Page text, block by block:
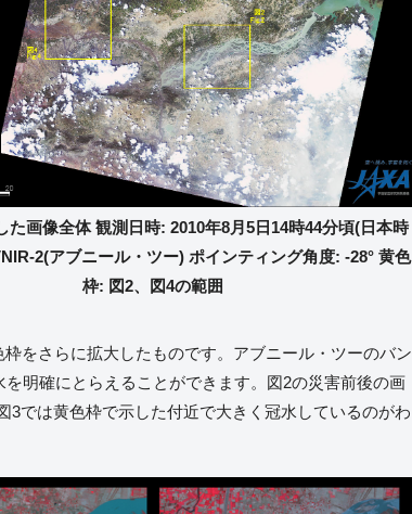
た画像全体 観測日時: 2010年8月5日14時44分頃(日本時
2(アブニール・ツー) ポインティング角度: -28° 黄色
枠: 図2、図4の範囲
をさらに拡大したものです。アブニール・ツーのバン
明確にとらえることができます。図2の災害前後の画
では黄色枠で示した付近で大きく冠水しているのがわ